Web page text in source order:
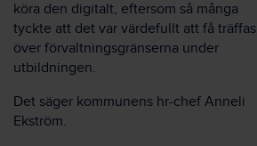
köra den digitalt, eftersom så många
tyckte att det var värdefullt att få träffas
över förvaltningsgränserna under
utbildningen.
Det säger kommunens hr-chef Anneli
Ekström.